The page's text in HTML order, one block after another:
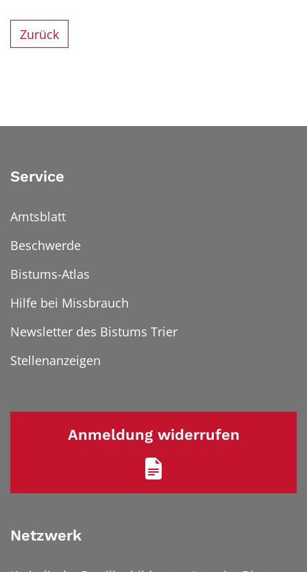
Zurück
Service
Amtsblatt
Beschwerde
Bistums-Atlas
Hilfe bei Missbrauch
Newsletter des Bistums Trier
Stellenanzeigen
Anmeldung widerrufen
Netzwerk